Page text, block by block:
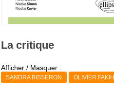
La critique
Afficher / Masquer :
SANDRA BISSERON OLIVIER FAKIH